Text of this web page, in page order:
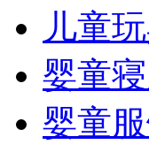
儿童
婴童
婴童